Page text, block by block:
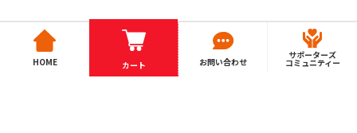
HOME カート お問い合わせ
サポーターズ
コミュニティー